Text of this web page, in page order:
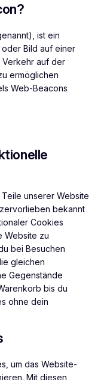
ist ein
Bild auf einer
Verkehr auf der
ermöglichen
Web-Beacons
unserer Website
bekannt
Cookies
Website zu
bei Besuchen
gleichen
Gegenstände
bis du
ohne dein
um das Website-
Mit diesen